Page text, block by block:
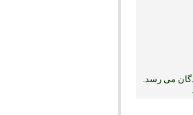
می رسد.